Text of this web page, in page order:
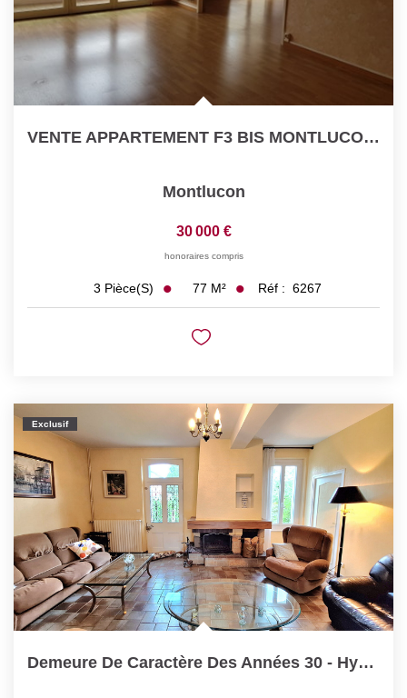
VENTE APPARTEMENT F3 BIS MONTLUCON INVESTISSEMENT LOCATIF
Montlucon
30 000 €
honoraires compris
3 Pièce(s) 77 M² Réf : 6267
Exclusif
Demeure De Caractère Des Années 30 - Hyper-Centre De...